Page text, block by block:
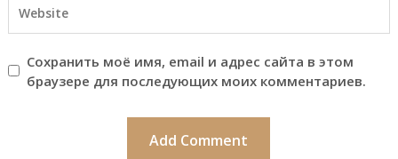
Сохранить моё имя, email и адрес сайта в этом
браузере для последующих моих комментариев.